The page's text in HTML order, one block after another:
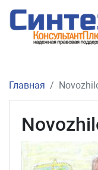
Главная